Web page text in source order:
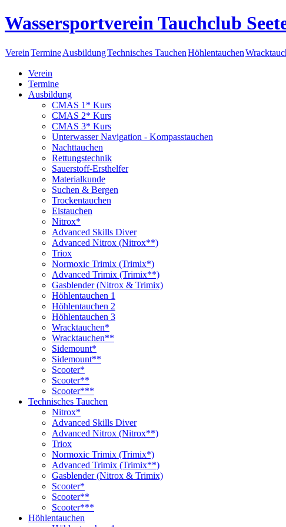
Wassersportverein Tauchclub
VereinTermineAusbildungTechnisches TauchenHöhlentauchen
Verein
Termine
Ausbildung
CMAS 1* Kurs
CMAS 2* Kurs
CMAS 3* Kurs
Unterwasser Navigation - Kompasstauchen
Nachttauchen
Rettungstechnik
Sauerstoff-Ersthelfer
Materialkunde
Suchen & Bergen
Trockentauchen
Eistauchen
Nitrox*
Advanced Skills Diver
Advanced Nitrox (Nitrox**)
Triox
Normoxic Trimix (Trimix*)
Advanced Trimix (Trimix**)
Gasblender (Nitrox & Trimix)
Höhlentauchen 1
Höhlentauchen 2
Höhlentauchen 3
Wracktauchen*
Wracktauchen**
Sidemount*
Sidemount**
Scooter*
Scooter**
Scooter***
Technisches Tauchen
Nitrox*
Advanced Skills Diver
Advanced Nitrox (Nitrox**)
Triox
Normoxic Trimix (Trimix*)
Advanced Trimix (Trimix**)
Gasblender (Nitrox & Trimix)
Scooter*
Scooter**
Scooter***
Höhlentauchen